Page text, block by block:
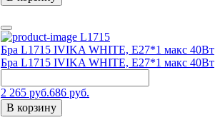
L1715
Бра L1715 IVIKA WHITE, E27*1 макс 40Вт
Бра L1715 IVIKA WHITE, E27*1 макс 40Вт
2 265 руб.686 руб.
В корзину